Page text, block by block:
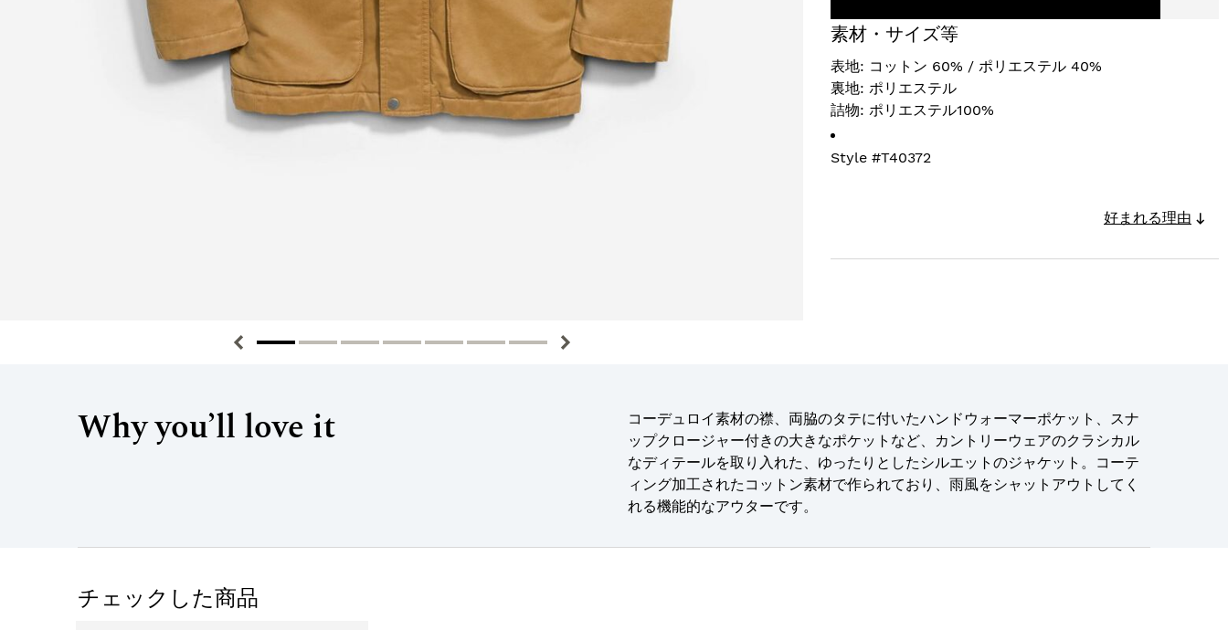
素材・サイズ等
表地: コットン 60% / ポリエステル 40%
裏地: ポリエステル
詰物: ポリエステル100%
Style #T40372
好まれる理由
Why you’ll love it
コーデュロイ素材の襟、両脇のタテに付いたハンドウォーマーポケット、スナ
ップクロージャー付きの大きなポケットなど、カントリーウェアのクラシカル
なディテールを取り入れた、ゆったりとしたシルエットのジャケット。コーテ
ィング加工されたコットン素材で作られており、雨風をシャットアウトしてく
れる機能的なアウターです。
チェックした商品